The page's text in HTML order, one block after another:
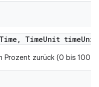
Time , TimeUnit time
Prozent zurück (0 bis 100